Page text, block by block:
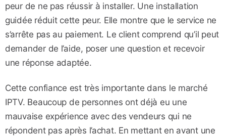
peur de ne pas réussir à installer. Une installation
guidée réduit cette peur. Elle montre que le service ne
s’arrête pas au paiement. Le client comprend qu’il peut
demander de l’aide, poser une question et recevoir
une réponse adaptée.
Cette confiance est très importante dans le marché
IPTV. Beaucoup de personnes ont déjà eu une
mauvaise expérience avec des vendeurs qui ne
répondent pas après l’achat. En mettant en avant une